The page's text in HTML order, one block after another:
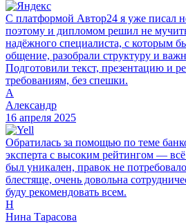
С платформой Автор24 я уже писал
поэтому и дипломом решил не
надёжного специалиста, с которым
общение, разобрали структуру и
Подготовили текст, презентацию и
требованиям, без спешки.
А
Александр
16 апреля 2025
Обратилась за помощью по теме
эксперта с высоким рейтингом — всё
был уникален, правок не
блестяще, очень довольна
буду рекомендовать всем.
Н
Нина Тарасова